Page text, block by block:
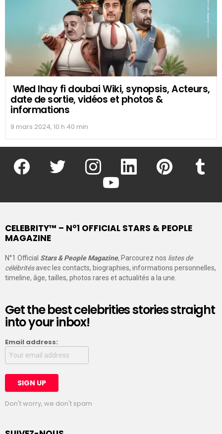
Wled lhay fi doubai Wiki, synopsis, Acteurs,
date de sortie, vidéos et photos &
informations
9 mars 2024, 10 h 40 min
facebook twitter instagram linkedin pinterest
youtube
CELEBRITY™ – N°1 OFFICIAL STARS & PEOPLE
MAGAZINE
N°1 Official Stars & People Magazine, Parcourez nos listes de
célébritésavec les contacts, biographies, informations personnelles,
timeline, âge, tailles, photos rares et actualités a la une.
Get the best celebrities stories straight
into your inbox!
Email address:
Don't worry, we don't spam